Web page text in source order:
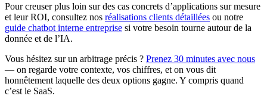
Pour creuser plus loin sur des cas concrets d’applications sur mesure
et leur ROI, consultez nos réalisations clients détaillées ou notre
guide chatbot interne entreprise si votre besoin tourne autour de la
donnée et de l’IA.
Vous hésitez sur un arbitrage précis ? Prenez 30 minutes avec nous
— on regarde votre contexte, vos chiffres, et on vous dit
honnêtement laquelle des deux options gagne. Y compris quand
c’est le SaaS.